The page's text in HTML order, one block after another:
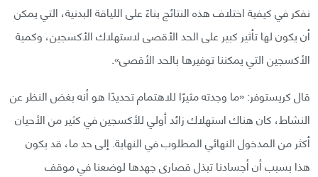
نفكر في كيفية اختلاف هذه النتائج بناءً على اللياقة البدنية، التي يمكن
أن يكون لها تأثير كبير على الحد الأقصى لاستهلاك الأكسجين، وكمية
الأكسجين التي يمكننا توفيرها بالحد الأقصى».
قال كريستوفر: «ما وجدته مثيرًا للاهتمام تحديدًا هو أنه بغض النظر عن
النشاط، كان هناك استهلاك زائد أولي للأكسجين في كثير من الأحيان
أكثر من المدخول النهائي المطلوب في النهاية. إلى حد ما، قد يكون
هذا بسبب أن أجسادنا تبذل قصارى جهدها لوضعنا في موقف